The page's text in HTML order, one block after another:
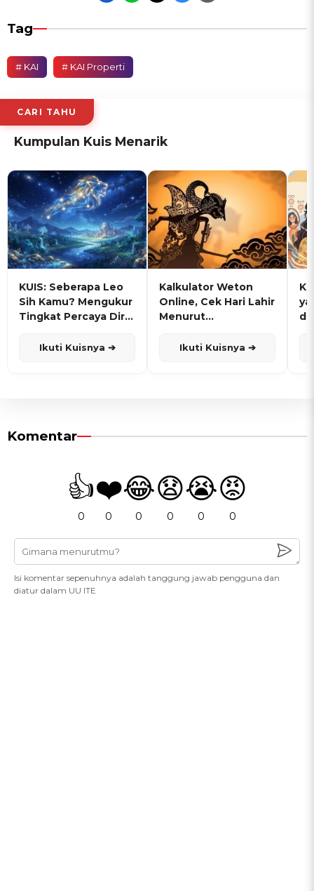
Tag
# KAI # KAI Properti
CARI TAHU
Kumpulan Kuis Menarik
KUIS: Seberapa Leo
Sih Kamu? Mengukur
Tingkat Percaya Diri
Ikuti Kuisnya ➔
Kalkulator Weton
Online, Cek Hari Lahir
Menurut
Ikuti Kuisnya ➔
Komentar
👍
0
❤️
0
😂
0
😧
0
😭
0
😡
0
Isi komentar sepenuhnya adalah tanggung jawab pengguna dan
diatur dalam UU ITE